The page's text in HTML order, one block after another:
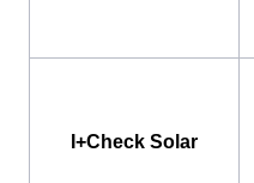
I+Check Solar